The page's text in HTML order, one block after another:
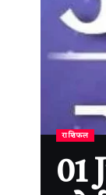
राशिफल
01